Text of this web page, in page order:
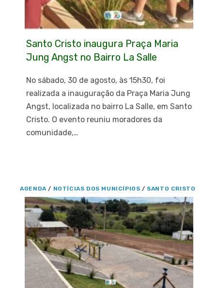
Santo Cristo inaugura Praça Maria
Jung Angst no Bairro La Salle
No sábado, 30 de agosto, às 15h30, foi
realizada a inauguração da Praça Maria Jung
Angst, localizada no bairro La Salle, em Santo
Cristo. O evento reuniu moradores da
comunidade,…
AGENDA / NOTÍCIAS DOS MUNICÍPIOS / SANTO CRISTO